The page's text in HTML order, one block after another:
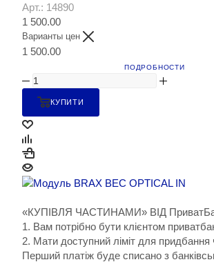
Арт.: 14890
1 500.00
Варианты цен
1 500.00
ПОДРОБНОСТИ
КУПИТИ
«КУПІВЛЯ ЧАСТИНАМИ» ВІД
1. Вам потрібно бути клієнтом
2. Мати доступний ліміт для придбання
Перший платіж буде списано з